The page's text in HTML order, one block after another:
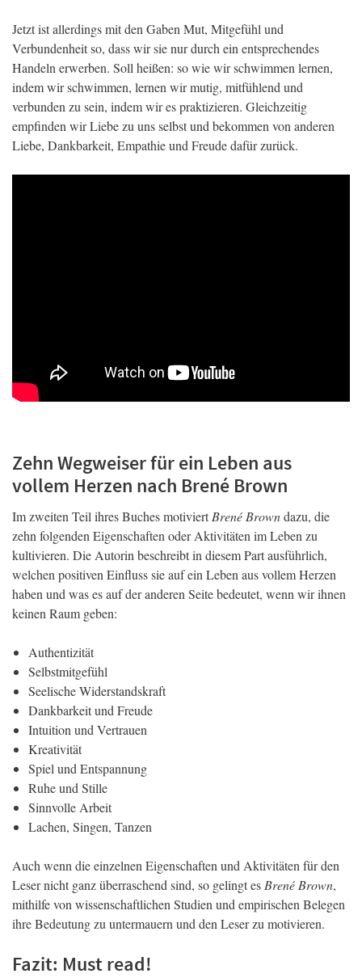
Jetzt ist allerdings mit den Gaben Mut, Mitgefühl und
Verbundenheit so, dass wir sie nur durch ein entsprechendes
Handeln erwerben. Soll heißen: so wie wir schwimmen lernen,
indem wir schwimmen, lernen wir mutig, mitfühlend und
verbunden zu sein, indem wir es praktizieren. Gleichzeitig
empfinden wir Liebe zu uns selbst und bekommen von anderen
Liebe, Dankbarkeit, Empathie und Freude dafür zurück.
Zehn Wegweiser für ein Leben aus
vollem Herzen nach Brené Brown
Im zweiten Teil ihres Buches motiviertBrené Browndazu, die
zehn folgenden Eigenschaften oder Aktivitäten im Leben zu
kultivieren. Die Autorin beschreibt in diesem Part ausführlich,
welchen positiven Einfluss sie auf ein Leben aus vollem Herzen
haben und was es auf der anderen Seite bedeutet, wenn wir ihnen
keinen Raum geben:
Authentizität
Selbstmitgefühl
Seelische Widerstandskraft
Dankbarkeit und Freude
Intuition und Vertrauen
Kreativität
Spiel und Entspannung
Ruhe und Stille
Sinnvolle Arbeit
Lachen, Singen, Tanzen
Auch wenn die einzelnen Eigenschaften und Aktivitäten für den
Leser nicht ganz überraschend sind, so gelingt esBrené Brown,
mithilfe von wissenschaftlichen Studien und empirischen Belegen
ihre Bedeutung zu untermauern und den Leser zu motivieren.
Fazit: Must read!